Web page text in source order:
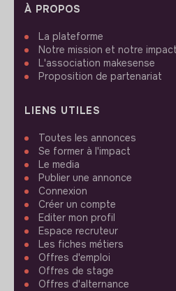
À PROPOS
La plateforme
Notre mission et notre impact
L'association makesense
Proposition de partenariat
LIENS UTILES
Toutes les annonces
Se former à l'impact
Le media
Publier une annonce
Connexion
Créer un compte
Editer mon profil
Espace recruteur
Les fiches métiers
Offres d'emploi
Offres de stage
Offres d'alternance